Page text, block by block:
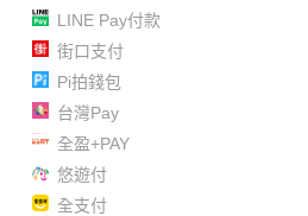
LINE Pay付款
街口支付
Pi拍錢包
台灣Pay
全盈+PAY
悠遊付
全支付